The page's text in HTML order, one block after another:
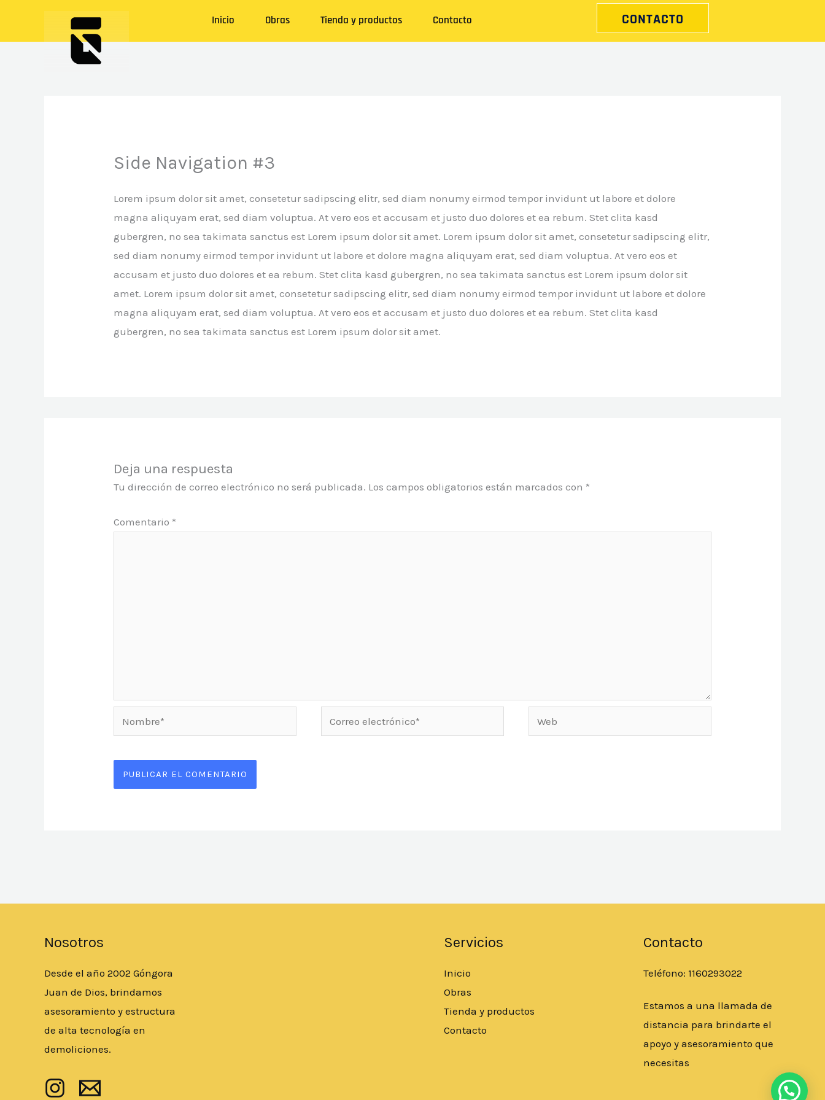
Inicio Obras Tienda y productos Contacto CONTACTO
Side Navigation #3
Lorem ipsum dolor sit amet, consetetur sadipscing elitr, sed diam nonumy eirmod tempor invidunt ut labore et dolore
magna aliquyam erat, sed diam voluptua. At vero eos et accusam et justo duo dolores et ea rebum. Stet clita kasd
gubergren, no sea takimata sanctus est Lorem ipsum dolor sit amet. Lorem ipsum dolor sit amet, consetetur sadipscing elitr,
sed diam nonumy eirmod tempor invidunt ut labore et dolore magna aliquyam erat, sed diam voluptua. At vero eos et
accusam et justo duo dolores et ea rebum. Stet clita kasd gubergren, no sea takimata sanctus est Lorem ipsum dolor sit
amet. Lorem ipsum dolor sit amet, consetetur sadipscing elitr, sed diam nonumy eirmod tempor invidunt ut labore et dolore
magna aliquyam erat, sed diam voluptua. At vero eos et accusam et justo duo dolores et ea rebum. Stet clita kasd
gubergren, no sea takimata sanctus est Lorem ipsum dolor sit amet.
Deja una respuesta
Tu dirección de correo electrónico no será publicada. Los campos obligatorios están marcados con *
Comentario *
Nombre*
electrónico*
Nosotros
Desde el año 2002 Góngora
Juan de Dios, brindamos
asesoramiento y estructura
de alta tecnología en
demoliciones.
Servicios
Inicio
Obras
Tienda y productos
Contacto
Contacto
Teléfono: 1160293022
Estamos a una llamada de
distancia para brindarte el
apoyo y asesoramiento que
necesitas